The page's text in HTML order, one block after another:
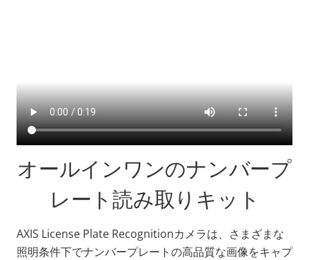
オールインワンのナンバープ
レート読み取りキット
AXIS License Plate Recognitionカメラは、さまざまな
照明条件下でナンバープレートの高品質な画像をキャプ